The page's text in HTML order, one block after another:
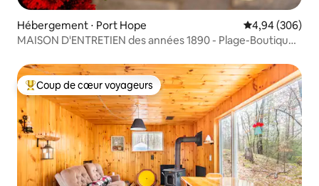
Hébergement ⋅ Port Hope Évaluation
4,94 (306)
MAISON D'ENTRETIEN des années 1890 - Plage-Boutique-
Coups de cœur voyageurs les plus appréciés
Coup de cœur voyageurs